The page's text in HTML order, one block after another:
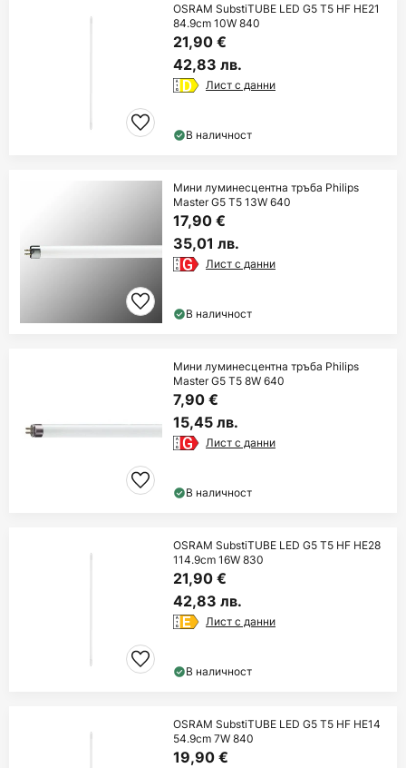
OSRAM SubstiTUBE LED G5 T5 HF HE21
84.9cm 10W 840
21,90 €
42,83 лв.
Лист с данни
В наличност
Мини луминесцентна тръба Philips
Master G5 T5 13W 640
17,90 €
35,01 лв.
Лист с данни
В наличност
Мини луминесцентна тръба Philips
Master G5 T5 8W 640
7,90 €
15,45 лв.
Лист с данни
В наличност
OSRAM SubstiTUBE LED G5 T5 HF HE28
114.9cm 16W 830
21,90 €
42,83 лв.
Лист с данни
В наличност
OSRAM SubstiTUBE LED G5 T5 HF HE14
54.9cm 7W 840
19,90 €